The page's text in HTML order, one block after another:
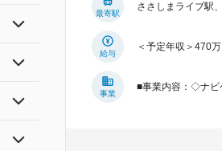
最寄駅
ささしまライブ駅
給与
＜予定年収＞470
事業
■事業内容：◇ナビ